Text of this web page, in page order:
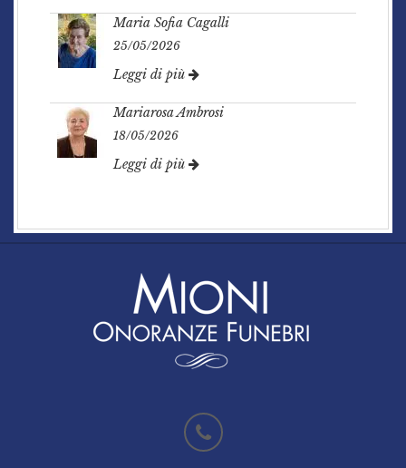
Maria Sofia Cagalli
25/05/2026
Leggi di più
Mariarosa Ambrosi
18/05/2026
Leggi di più